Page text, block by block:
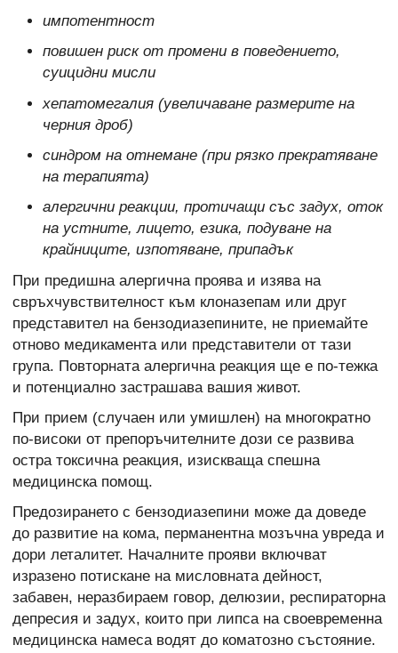
импотентност
повишен риск от промени в поведението,
суицидни мисли
хепатомегалия (увеличаване размерите на
черния дроб)
синдром на отнемане (при рязко прекратяване
на терапията)
алергични реакции, протичащи със задух, оток
на устните, лицето, езика, подуване на
крайниците, изпотяване, припадък
При предишна алергична проява и изява на
свръхчувствителност към клоназепам или друг
представител на бензодиазепините, не приемайте
отново медикамента или представители от тази
група. Повторната алергична реакция ще е по-тежка
и потенциално застрашава вашия живот.
При прием (случаен или умишлен) на многократно
по-високи от препоръчителните дози се развива
остра токсична реакция, изискваща спешна
медицинска помощ.
Предозирането с бензодиазепини може да доведе
до развитие на кома, перманентна мозъчна увреда и
дори леталитет. Началните прояви включват
изразено потискане на мисловната дейност,
забавен, неразбираем говор, делюзии, респираторна
депресия и задух, които при липса на своевременна
медицинска намеса водят до коматозно състояние.